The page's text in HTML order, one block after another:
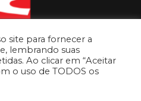
site para fornecer a
lembrando suas
Ao clicar em “Aceitar
o uso de TODOS os